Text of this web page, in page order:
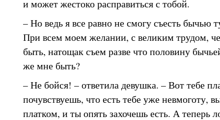
и может жестоко расправиться с тобой.
– Но ведь я все равно не смогу съесть бычью
При всем моем желании, с великим трудом,
быть, натощак съем разве что половину
же мне быть?
– Не бойся! – ответила девушка. – Вот тебе
почувствуешь, что есть тебе уже невмоготу,
платком, и ты опять захочешь есть. А теперь